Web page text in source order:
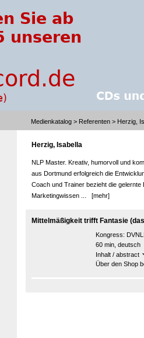
Medienkatalog > Referenten > Herzig,
Herzig, Isabella
NLP Master. Kreativ, humorvoll und
aus Dortmund erfolgreich die
Coach und Trainer bezieht die
Marketingwissen ... [mehr]
Mittelmäßigkeit trifft Fantasie
Kongress:
60 min, deutsch
Inhalt / abstract
Über den Shop